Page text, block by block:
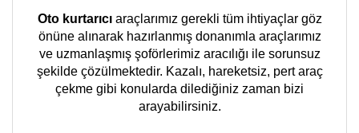
Oto kurtarıcıaraçlarımız gerekli tüm ihtiyaçlar göz
önüne alınarak hazırlanmış donanımla araçlarımız
ve uzmanlaşmış şoförlerimiz aracılığı ile sorunsuz
şekilde çözülmektedir. Kazalı, hareketsiz, pert araç
çekme gibi konularda dilediğiniz zaman bizi
arayabilirsiniz.